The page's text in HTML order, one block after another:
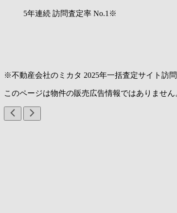
5年連続 訪問査定率 No.1 ※
※不動産会社のミカタ 2025年一括査定サイト訪
このページは物件の販売広告情報ではありませ